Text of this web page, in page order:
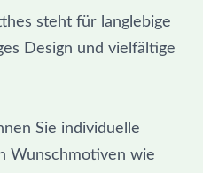
steht für langlebige
Design und vielfältige
Sie individuelle
Wunschmotiven wie